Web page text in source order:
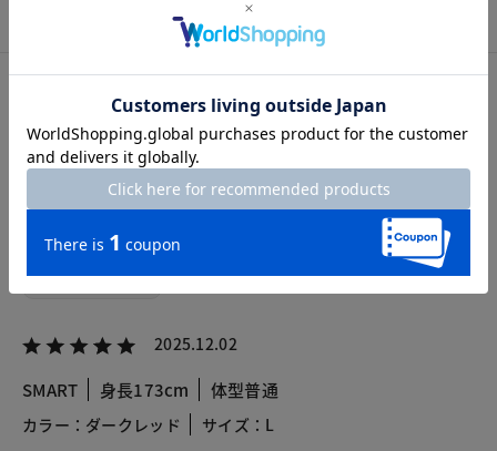
カスタマーレビュー
総合評価
4.4 5レビュー
2025.12.02
SMART 身長173cm 体型普通
カラー：ダークレッド
サイズ：L